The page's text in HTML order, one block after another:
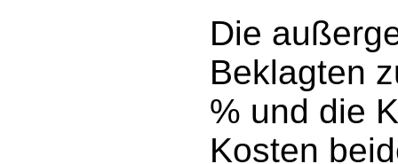
Die
Beklagten
% und die
Kosten